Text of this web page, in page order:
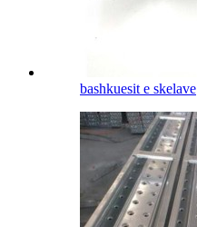
bashkuesit e skelave